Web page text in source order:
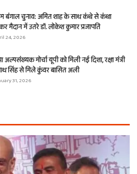
बंगाल चुनाव: अमित शाह के साथ कंधे से कंधा
मैदान में उतरे डॉ. लोकेश कुमार प्रजापति
24, 2026
अल्पसंख्यक मोर्चा यूपी को मिली नई दिशा, रक्षा मंत्री
सिंह से मिले कुंवर बासित अली
31, 2026